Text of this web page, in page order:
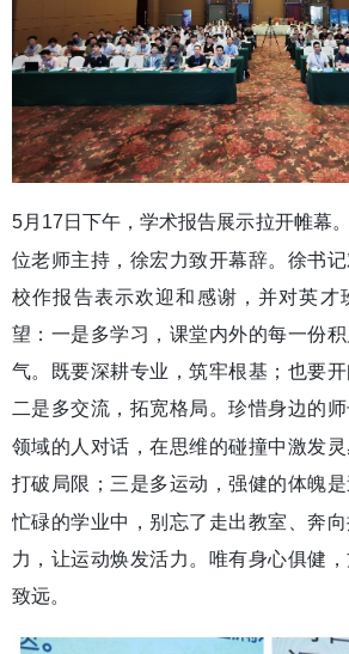
5月 17 日下午，学术报告展示拉开帷幕
位老师主持，徐宏力致开幕辞。徐书
校作报告表示欢迎和感谢，并对英才
望：一是多学习 ，课堂内外的每一份
气。既要深耕专业，筑牢根基；也要开
二是多交流，拓宽格局。珍惜身边的
领域的人对话，在思维的碰撞中激发
打破局限； 三是多运动，强健的体魄
忙碌的学业中，别忘了走出教室、奔
力，让运动焕发活力。唯有身心俱健
致远。